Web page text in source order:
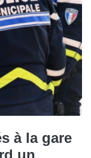
à la gare
un